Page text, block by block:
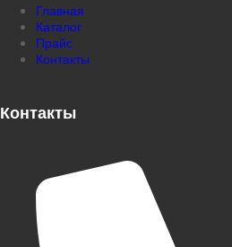
Главная
Каталог
Прайс
Контакты
Контакты